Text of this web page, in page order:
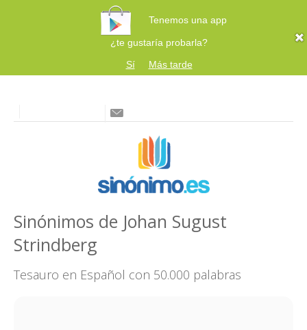
Tenemos una app
¿te gustaría probarla?
Sí
Más tarde
Sinónimos de Johan Sugust
Strindberg
Tesauro en Español con 50.000 palabras